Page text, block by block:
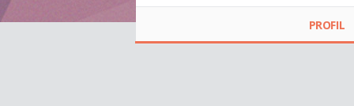
PROFIL